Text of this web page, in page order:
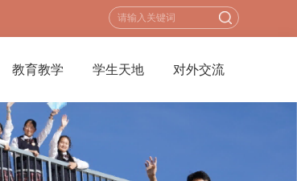
教育教学 学生天地 对外交流